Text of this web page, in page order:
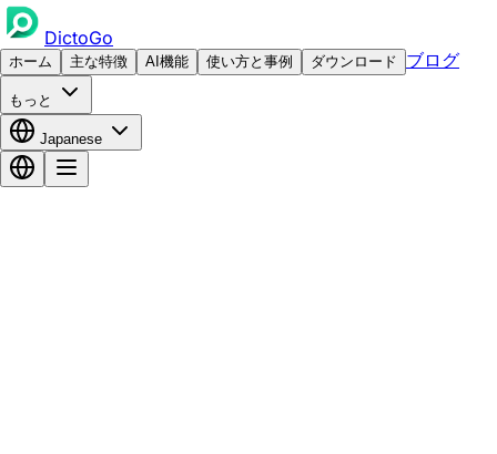
DictoGo
ホーム 主な特徴 AI機能 使い方と事例 ダウンロード ブログ
もっと
Japanese